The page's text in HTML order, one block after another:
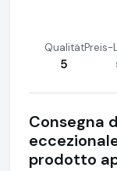
Qualität
5
Preis-
Consegna
prodotto